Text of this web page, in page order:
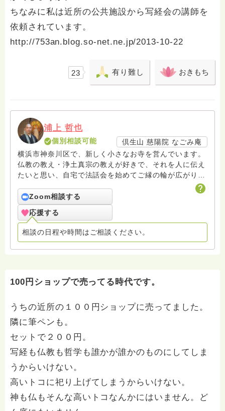
ちなみに私は近所の公共施設から写経会の講師を
依頼されています。
http://753an.blog.so-net.ne.jp/2013-10-22
23 有り難し おきもち
浦上 哲也
個別相談可能
倶生山 慈陽院 なごみ庵
横浜市神奈川区で、新しく小さなお寺を営んでいます。
仏教の教え・浄土真宗の教えが好きで、それを人に伝え
たいと思い、自宅で法話会を始めてご縁の輪が広がりま
Zoom相談する
応援する
相談の日程や時間はご相談ください。
100円ショップで売ってる時代です。
うちの近所の１００円ショップに売ってました。
隣に筆ペンも。
セットで２００円。
写経も仏教も哲学も誰かが誰かのものにしてしま
うからいけない。
高いトコに祀り上げてしまうからいけない。
神も仏もそんな高いトコなんかにはいません。ど